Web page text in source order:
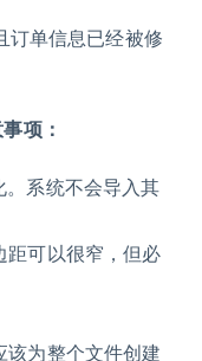
订单信息已经被修
项：
系统不会导入其
距可以很窄，但必
该为整个文件创建